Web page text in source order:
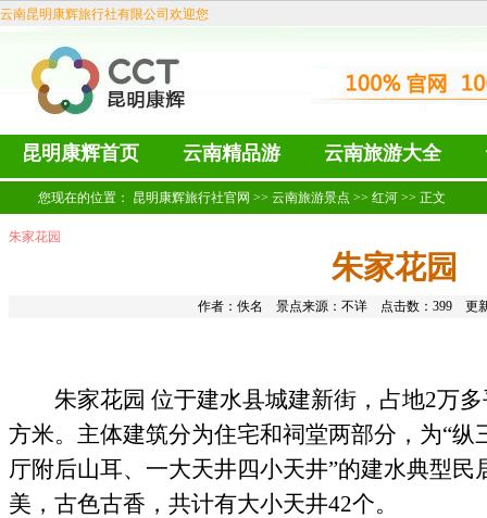
云南昆明康辉旅行社有限公司欢迎您
昆明康辉首页 云南精品游 云南旅游大全
您现在的位置： 昆明康辉旅行社官网 >> 云南旅游景点 >> 红河 >> 正文
朱家花园
朱家花园
作者：佚名 景点来源： 不详点击数： 399 更
朱家花园 位于建水县城建新街，占地2万
方米。主体建筑分为住宅和祠堂两部分，为“纵
厅附后山耳、一大天井四小天井”的建水典型
美，古色古香，共计有大小天井42个。